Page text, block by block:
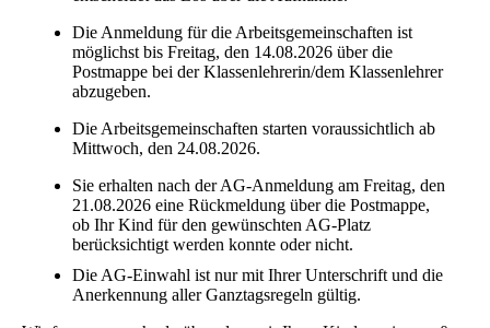
Die Anmeldung für die Arbeitsgemeinschaften ist
möglichst bis Freitag, den 14.08.2026 über die
Postmappe bei der Klassenlehrerin/dem Klassenlehrer
abzugeben.
Die Arbeitsgemeinschaften starten voraussichtlich ab
Mittwoch, den 24.08.2026.
Sie erhalten nach der AG-Anmeldung am Freitag, den
21.08.2026 eine Rückmeldung über die Postmappe,
ob Ihr Kind für den gewünschten AG-Platz
berücksichtigt werden konnte oder nicht.
Die AG-Einwahl ist nur mit Ihrer Unterschrift und die
Anerkennung aller Ganztagsregeln gültig.